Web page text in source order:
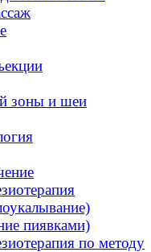
зоны и шеи
пиявками)
по методу